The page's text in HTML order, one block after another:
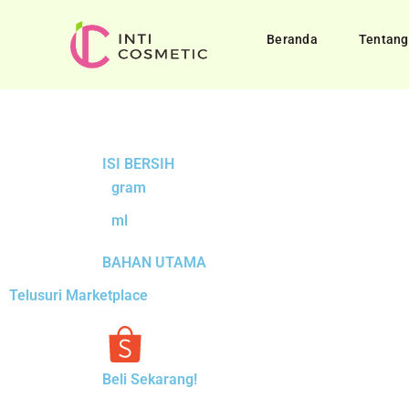
Beranda
ISI BERSIH
gram
ml
BAHAN UTAMA
Telusuri Marketplace
Beli Sekarang!